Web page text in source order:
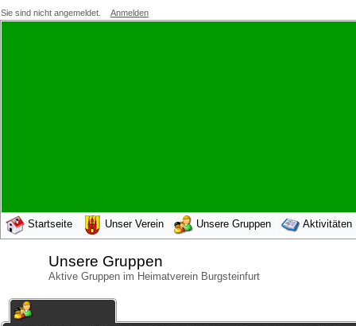
Sie sind nicht angemeldet. Anmelden
Startseite Unser Verein Unsere Gruppen Aktivitäten
Unsere Gruppen
Aktive Gruppen im Heimatverein Burgsteinfurt